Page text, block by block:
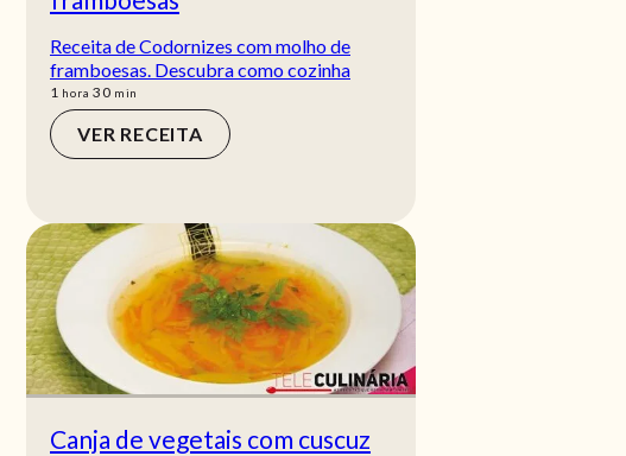
Receita de Codornizes com molho de
framboesas. Descubra como cozinha
1 hora
hora 30min
min
VER RECEITA
Canja de vegetais com cuscuz